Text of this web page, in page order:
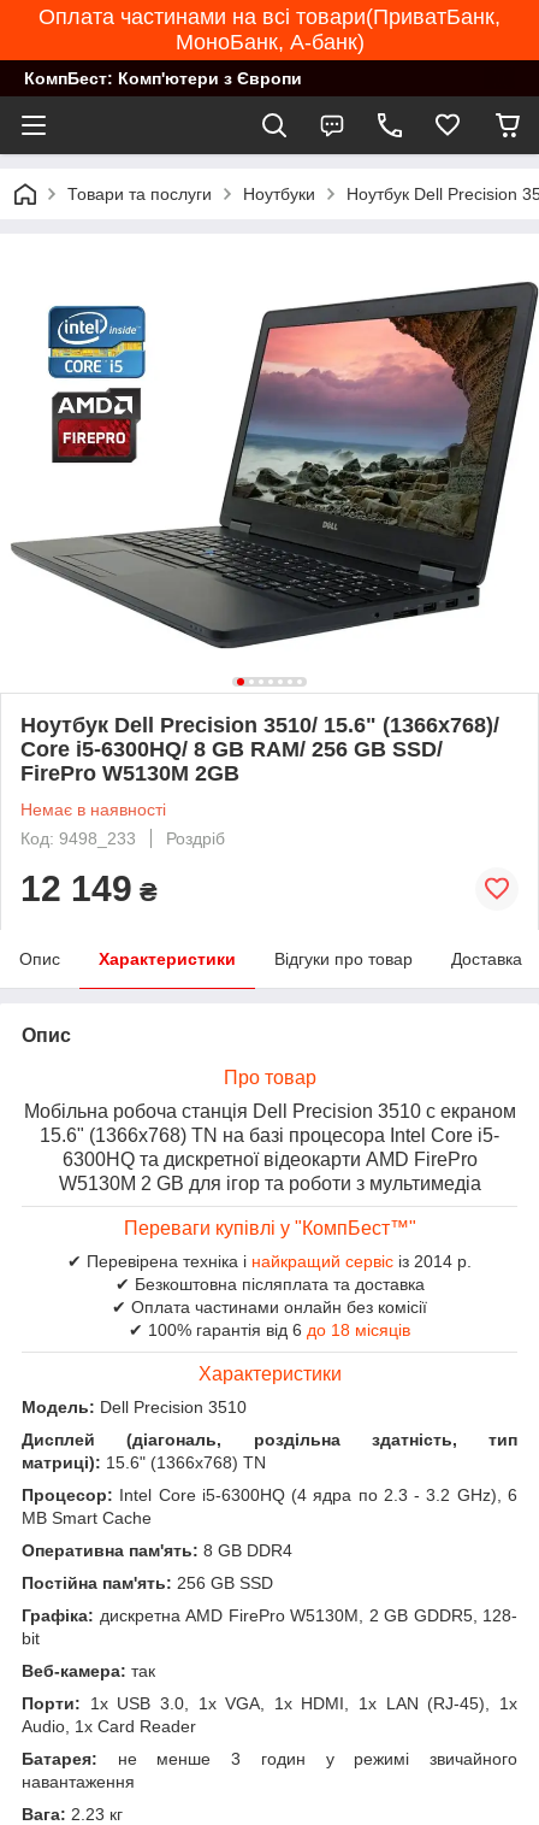
Оплата частинами на всі товари(ПриватБанк,
МоноБанк, А-банк)
КомпБест: Комп'ютери з Європи
Товари та послуги Ноутбуки Ноутбук Dell Precision
Ноутбук Dell Precision 3510/ 15.6" (1366x768)/
Core i5-6300HQ/ 8 GB RAM/ 256 GB SSD/
FirePro W5130M 2GB
Немає в наявності
Код: 9498_233
Роздріб
12 149 ₴
Опис Характеристики Відгуки про товар Доставка
Опис
Про товар
Мобільна робоча станція Dell Precision 3510 c екраном
15.6" (1366x768) TN на базі процесора Intel Core i5-
6300HQ та дискретної відеокарти AMD FirePro
W5130M 2 GB для ігор та роботи з мультимедіа
Переваги купівлі у "КомпБест™"
✔ Перевірена техніка і найкращий сервіс із 2014 р.
✔ Безкоштовна післяплата та доставка
✔ Оплата частинами онлайн без комісії
✔ 100% гарантія від 6 до 18 місяців
Характеристики
Модель: Dell Precision 3510
Дисплей (діагональ, роздільна здатність, тип
матриці): 15.6" (1366x768) TN
Процесор: Intel Core i5-6300HQ (4 ядра по 2.3 - 3.2 GHz), 6
MB Smart Cache
Оперативна пам'ять: 8 GB DDR4
Постійна пам'ять: 256 GB SSD
Графіка: дискретна AMD FirePro W5130M, 2 GB GDDR5, 128-
bit
Веб-камера: так
Порти: 1x USB 3.0, 1x VGA, 1x HDMI, 1x LAN (RJ-45), 1x
Audio, 1x Card Reader
Батарея: не менше 3 годин у режимі звичайного
навантаження
Вага: 2.23 кг